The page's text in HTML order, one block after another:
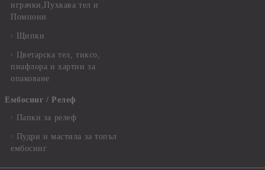
играчки,Пухкава тел и
Помпони
Щипки
Цветарска тел, тиксо,
пиафлора и хартии за
опаковане
Ембосинг / Релеф
Папки за релеф
Пудри и мастила за топъл
ембосинг